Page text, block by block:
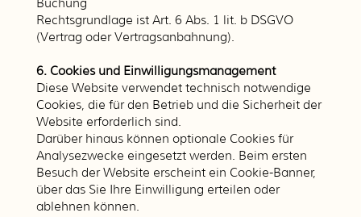
Buchung
Rechtsgrundlage ist Art. 6 Abs. 1 lit. b DSGVO
(Vertrag oder Vertragsanbahnung).
6. Cookies und Einwilligungsmanagement
Diese Website verwendet technisch notwendige
Cookies, die für den Betrieb und die Sicherheit der
Website erforderlich sind.
Darüber hinaus können optionale Cookies für
Analysezwecke eingesetzt werden. Beim ersten
Besuch der Website erscheint ein Cookie-Banner,
über das Sie Ihre Einwilligung erteilen oder
ablehnen können.